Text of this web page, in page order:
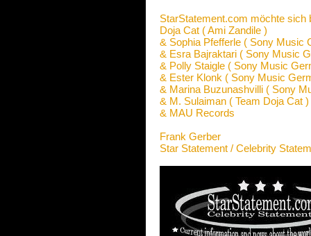
StarStatement.com möchte sich
Doja Cat ( Ami Zandile )
& Sophia Pfefferle ( Sony Music
& Esra Bajraktari ( Sony Music
& Polly Staigle ( Sony Music
& Ester Klonk ( Sony Music
& Marina Buzunashvilli ( Sony
& M. Sulaiman ( Team Doja Cat )
& MAU Records
Frank Gerber
Star Statement / Celebrity